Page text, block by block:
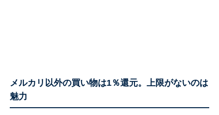
メルカリ以外の買い物は1％還元。上限がないのは
魅力